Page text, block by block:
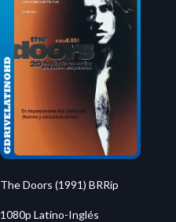
The Doors (1991) BRRip
1080p Latino-Inglés